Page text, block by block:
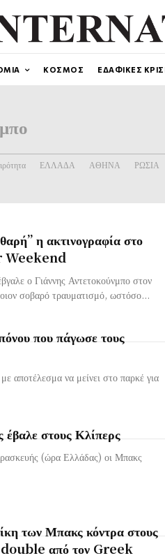
ΚΟΣΜΟΣ ΕΔΑΦΙΚΕΣ
ΕΛΛΑΔΑ ΑΘΗΝΑ ΡΩΣΙΑ
η ακτινογραφία στο
Weekend
ο Γιάννης Αντετοκούνμπο στον
σοβαρό τραυματισμό, ωστόσο...
που πάγωσε τους
να μείνει στο παρκέ για
έβαλε στους Κλίπερς
(ώρα Ελλάδας) οι Μπακς
των Μπακς κόντρα στους
double από τον Greek